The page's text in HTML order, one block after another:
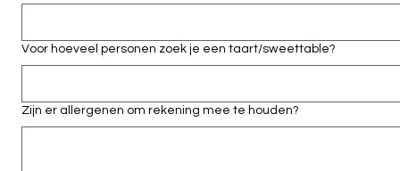
Voor hoeveel personen zoek je een taart/sweettable?
Zijn er allergenen om rekening mee te houden?